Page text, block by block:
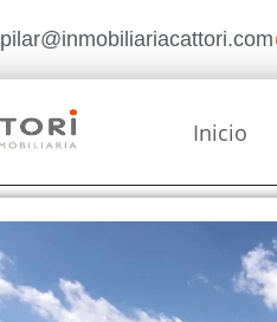
pilar@inmobiliariacattori.com
Inicio